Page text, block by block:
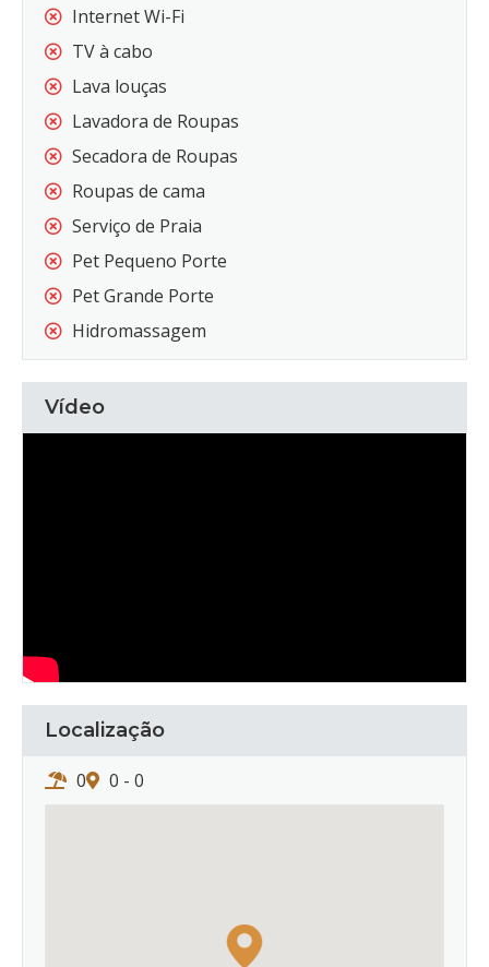
Internet Wi-Fi
TV à cabo
Lava louças
Lavadora de Roupas
Secadora de Roupas
Roupas de cama
Serviço de Praia
Pet Pequeno Porte
Pet Grande Porte
Hidromassagem
Vídeo
Localização
0 - 0
0